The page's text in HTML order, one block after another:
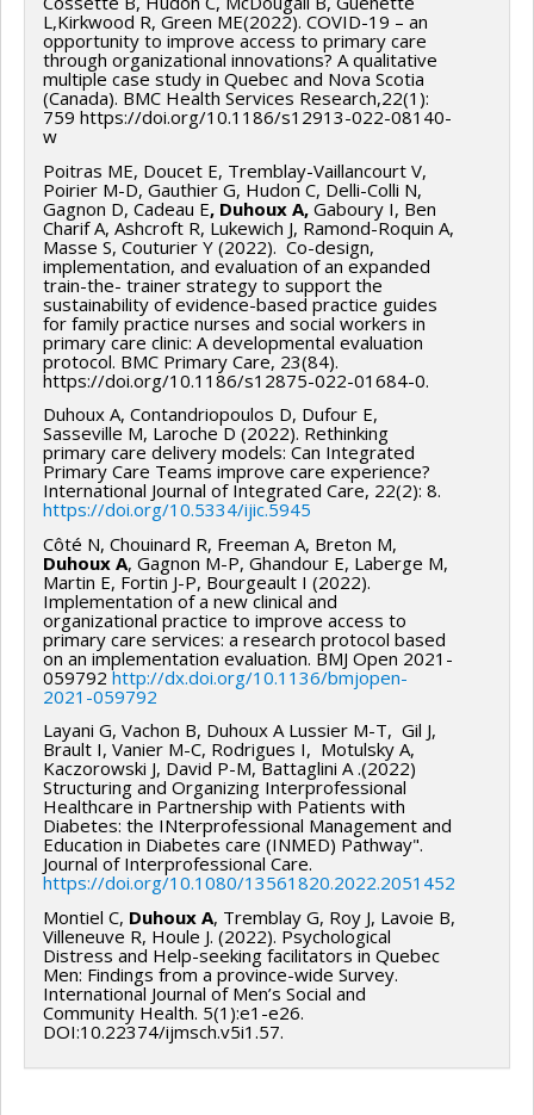
L,Kirkwood R, Green ME(2022). COVID-19 – an
opportunity to improve access to primary care
through organizational innovations? A qualitative
multiple case study in Quebec and Nova Scotia
(Canada). BMC Health Services Research,22(1):
759 https://doi.org/10.1186/s12913-022-08140-
w
Poitras ME, Doucet E, Tremblay-Vaillancourt V,
Poirier M-D, Gauthier G, Hudon C, Delli-Colli N,
Gagnon D, Cadeau E, Duhoux A, Gaboury I, Ben
Charif A, Ashcroft R, Lukewich J, Ramond-Roquin A,
Masse S, Couturier Y (2022). Co-design,
implementation, and evaluation of an expanded
train-the- trainer strategy to support the
sustainability of evidence-based practice guides
for family practice nurses and social workers in
primary care clinic: A developmental evaluation
protocol. BMC Primary Care, 23(84).
https://doi.org/10.1186/s12875-022-01684-0.
Duhoux A, Contandriopoulos D, Dufour E,
Sasseville M, Laroche D (2022). Rethinking
primary care delivery models: Can Integrated
Primary Care Teams improve care experience?
International Journal of Integrated Care, 22(2): 8.
https://doi.org/10.5334/ijic.5945
Côté N, Chouinard R, Freeman A, Breton M,
Duhoux A, Gagnon M-P, Ghandour E, Laberge M,
Martin E, Fortin J-P, Bourgeault I (2022).
Implementation of a new clinical and
organizational practice to improve access to
primary care services: a research protocol based
on an implementation evaluation. BMJ Open 2021-
059792http://dx.doi.org/10.1136/bmjopen-
2021-059792
Layani G, Vachon B, Duhoux A Lussier M-T, Gil J,
Brault I, Vanier M-C, Rodrigues I, Motulsky A,
Kaczorowski J, David P-M, Battaglini A .(2022)
Structuring and Organizing Interprofessional
Healthcare in Partnership with Patients with
Diabetes: the INterprofessional Management and
Education in Diabetes care (INMED) Pathway".
Journal of Interprofessional Care.
https://doi.org/10.1080/13561820.2022.2051452
Montiel C, Duhoux A, Tremblay G, Roy J, Lavoie B,
Villeneuve R, Houle J. (2022). Psychological
Distress and Help-seeking facilitators in Quebec
Men: Findings from a province-wide Survey.
International Journal of Men’s Social and
Community Health. 5(1):e1-e26.
DOI:10.22374/ijmsch.v5i1.57.